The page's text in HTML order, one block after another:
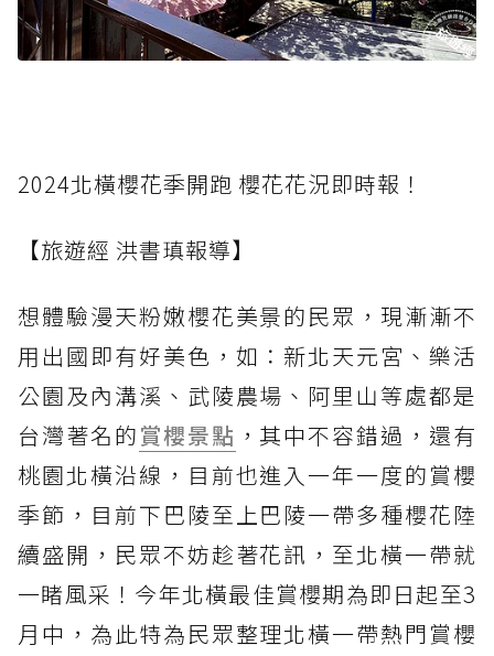
2024北橫櫻花季開跑 櫻花花況即時報！
【旅遊經 洪書瑱報導】
想體驗漫天粉嫩櫻花美景的民眾，現漸漸不
用出國即有好美色，如：新北天元宮、樂活
公園及內溝溪、武陵農場、阿里山等處都是
台灣著名的賞櫻景點 ，其中不容錯過，還有
桃園北橫沿線，目前也進入一年一度的賞櫻
季節，目前下巴陵至上巴陵一帶多種櫻花陸
續盛開，民眾不妨趁著花訊，至北橫一帶就
一睹風采！今年北橫最佳賞櫻期為即日起至3
月中，為此特為民眾整理北橫一帶熱門賞櫻